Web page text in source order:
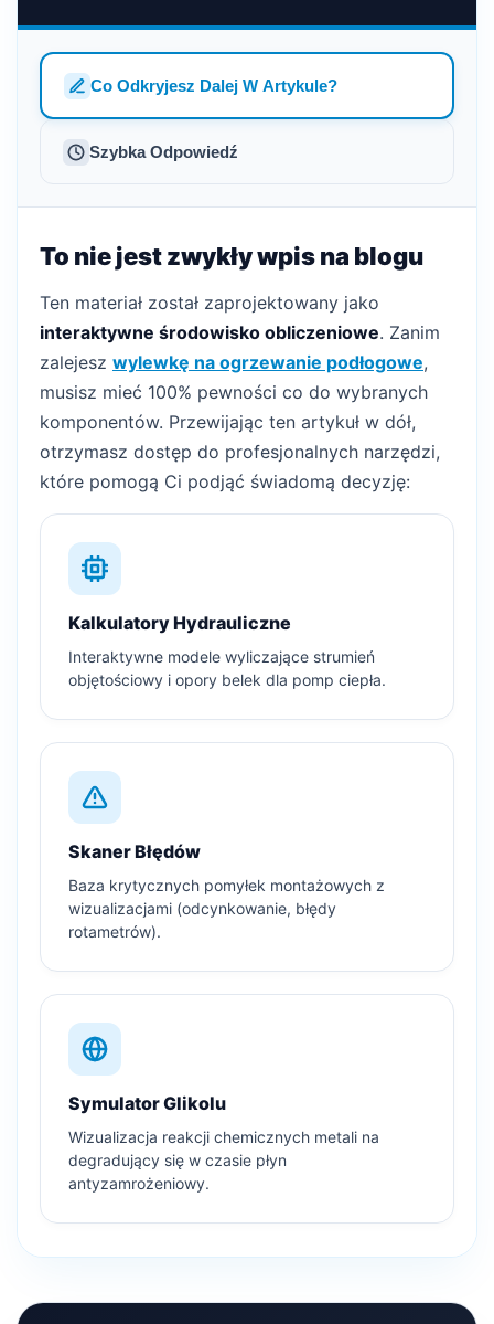
Co Odkryjesz Dalej W Artykule?
Szybka Odpowiedź
To nie jest zwykły wpis na blogu
Ten materiał został zaprojektowany jako
interaktywne środowisko obliczeniowe. Zanim
zalejesz wylewkę na ogrzewanie podłogowe,
musisz mieć 100% pewności co do wybranych
komponentów. Przewijając ten artykuł w dół,
otrzymasz dostęp do profesjonalnych narzędzi,
które pomogą Ci podjąć świadomą decyzję:
Kalkulatory Hydrauliczne
Interaktywne modele wyliczające strumień
objętościowy i opory belek dla pomp ciepła.
Skaner Błędów
Baza krytycznych pomyłek montażowych z
wizualizacjami (odcynkowanie, błędy
rotametrów).
Symulator Glikolu
Wizualizacja reakcji chemicznych metali na
degradujący się w czasie płyn
antyzamrożeniowy.